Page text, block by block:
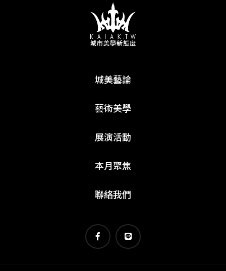
城美藝論
藝術美學
展演活動
本月聚焦
聯絡我們